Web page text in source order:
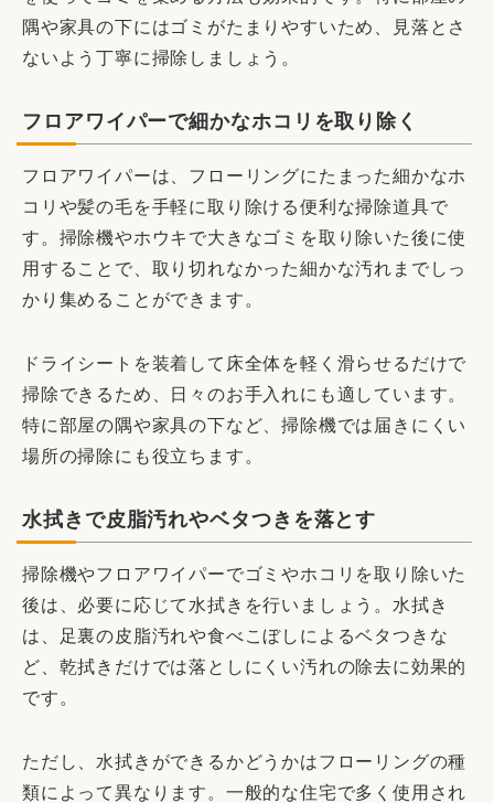
隅や家具の下にはゴミがたまりやすいため、見落とさ
ないよう丁寧に掃除しましょう。
フロアワイパーで細かなホコリを取り除く
フロアワイパーは、フローリングにたまった細かなホ
コリや髪の毛を手軽に取り除ける便利な掃除道具で
す。掃除機やホウキで大きなゴミを取り除いた後に使
用することで、取り切れなかった細かな汚れまでしっ
かり集めることができます。
ドライシートを装着して床全体を軽く滑らせるだけで
掃除できるため、日々のお手入れにも適しています。
特に部屋の隅や家具の下など、掃除機では届きにくい
場所の掃除にも役立ちます。
水拭きで皮脂汚れやベタつきを落とす
掃除機やフロアワイパーでゴミやホコリを取り除いた
後は、必要に応じて水拭きを行いましょう。水拭き
は、足裏の皮脂汚れや食べこぼしによるベタつきな
ど、乾拭きだけでは落としにくい汚れの除去に効果的
です。
ただし、水拭きができるかどうかはフローリングの種
類によって異なります。一般的な住宅で多く使用され